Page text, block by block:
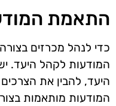
התאמת
כדי לנהל מכרזים
המודעות לקהל היעד.
היעד, להבין את
המודעות מותאמות